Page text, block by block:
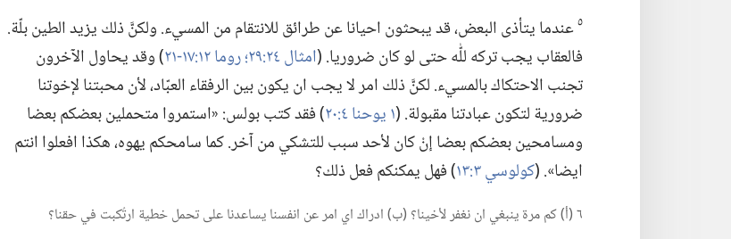
٥عندما يتأذى البعض،‏ قد يبحثون احيانا عن طرائق للانتقام من المسيء.‏ ولكنَّ ذلك يزيد الطين بلّة.‏
فالعقاب يجب تركه للّٰه حتى لو كان ضروريا.‏ (‏امثال ٢٤:‏٢٩؛‏ روما ١٢:‏​١٧-‏٢١
‏)‏ وقد يحاول الآخرون
تجنب الاحتكاك بالمسيء.‏ لكنَّ ذلك امر لا يجب ان يكون بين الرفقاء العبّاد،‏ لأن محبتنا لإخوتنا
ضرورية لتكون عبادتنا مقبولة.‏ (‏١ يوحنا ٤:‏٢٠
‏)‏ فقد كتب بولس:‏ «استمروا متحملين بعضكم بعضا
ومسامحين بعضكم بعضا إنْ كان لأحد سبب للتشكي من آخر.‏ كما سامحكم يهوه،‏ هكذا افعلوا انتم
ايضا».‏ (‏كولوسي ٣:‏١٣ ‏)‏ فهل يمكنكم فعل ذلك؟‏
٦ (‏أ)‏ كم مرة ينبغي ان نغفر لأخينا؟‏ (‏ب)‏ ادراك اي امر عن انفسنا يساعدنا على تحمل خطية ارتُكبت في حقنا؟‏